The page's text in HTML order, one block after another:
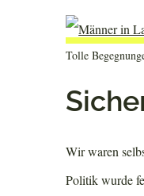
Tolle
Wir waren
Politik wurde